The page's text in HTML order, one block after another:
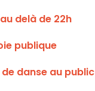
delà de 22h
publique
danse au public